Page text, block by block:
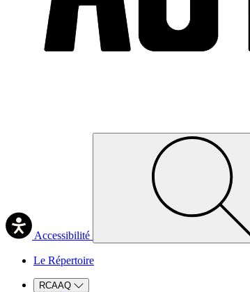
Accessibilité
Le Répertoire
RCAAQ